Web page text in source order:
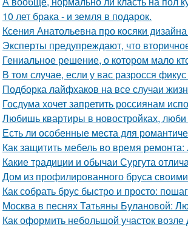
10 лет брака - и земля в подарок.
Ксения Анатольевна про косяки
Эксперты предупреждают, что
Гениальное решение, о котором мало
В том случае, если у вас разросся
Подборка лайфхаков на все случаи
Госдума хочет запретить россиянам
Любишь квартиры в новостройках,
Есть ли особенные места для
Как защитить мебель во время
Какие традиции и обычаи Сургута
Дом из профилированного бруса
Как собрать брус быстро и просто:
Москва в песнях Татьяны Булановой:
Как оформить небольшой участок